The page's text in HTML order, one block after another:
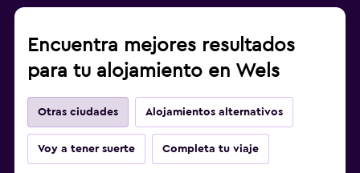
Encuentra mejores resultados
para tu alojamiento en Wels
Otras ciudades Alojamientos alternativos
Voy a tener suerte Completa tu viaje